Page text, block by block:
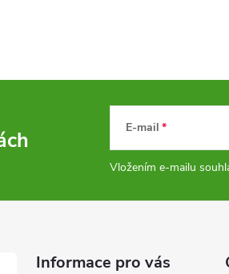
E-mail
Vložením e-mailu
Informace pro vás